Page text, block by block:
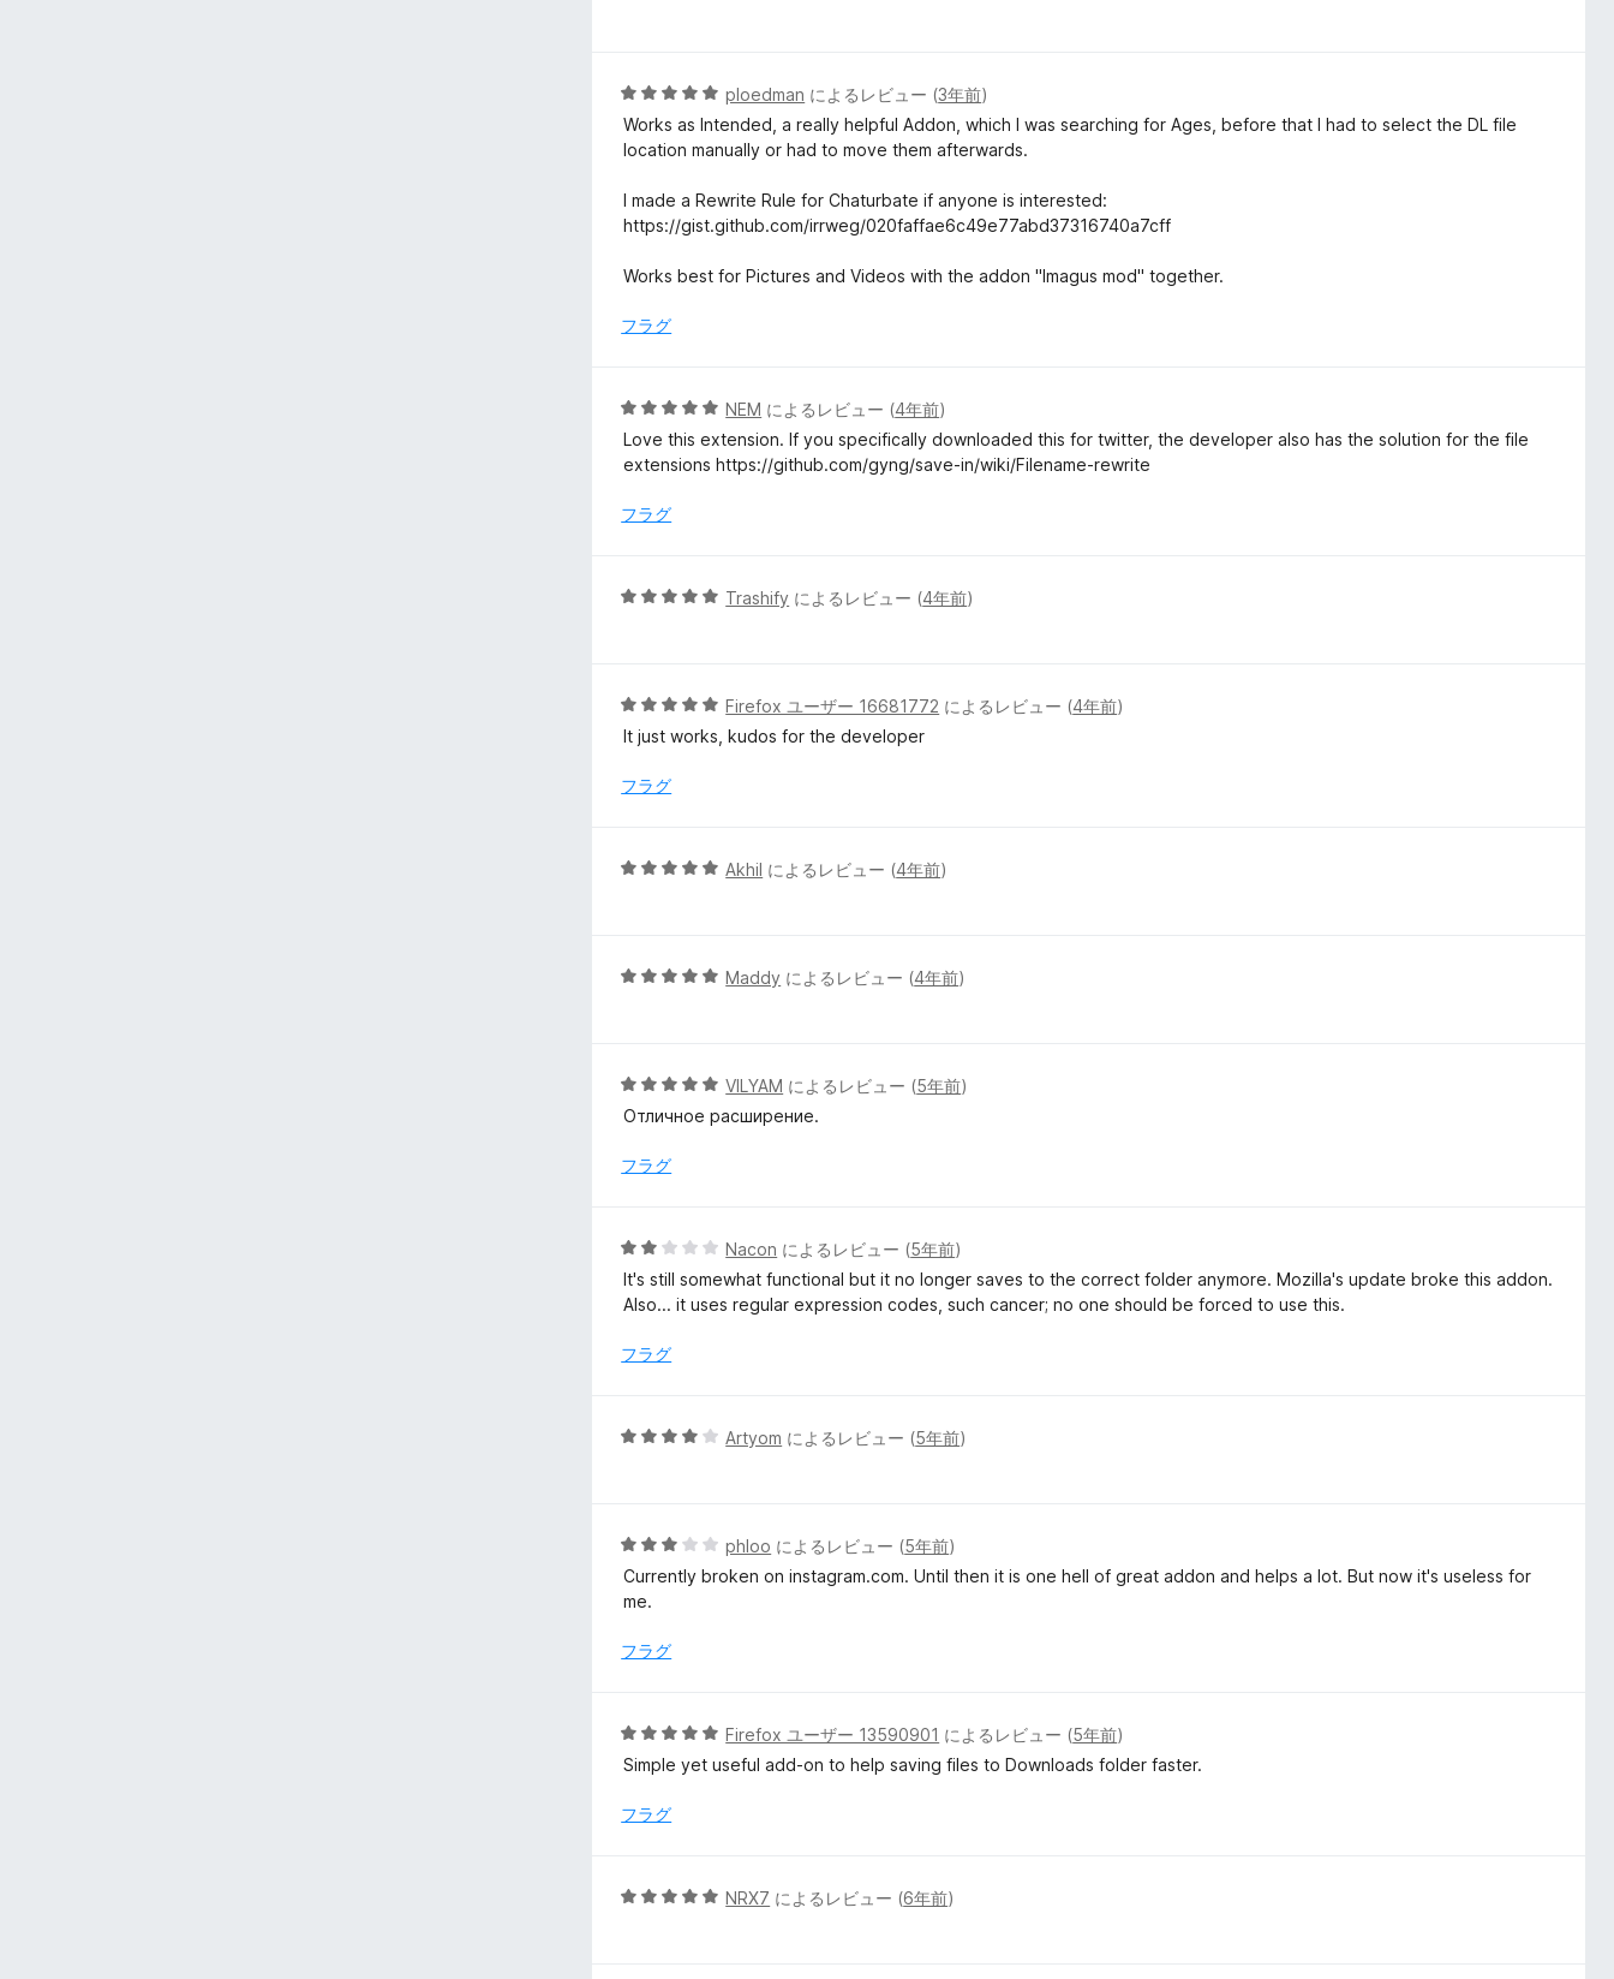
4
評
価
5
段
階
5
の
価
ploedman によるレビュー (3年前)
Works as Intended, a really helpful Addon, which I was searching for Ages, before that I had to select the DL file
location manually or had to move them afterwards.
I made a Rewrite Rule for Chaturbate if anyone is interested:
https://gist.github.com/irrweg/020faffae6c49e77abd37316740a7cff
Works best for Pictures and Videos with the addon "Imagus mod" together.
フラグ
5
段
階
5
価
NEM によるレビュー (4年前)
Love this extension. If you specifically downloaded this for twitter, the developer also has the solution for the file
extensions https://github.com/gyng/save-in/wiki/Filename-rewrite
フラグ
5
5
評
Trashify によるレビュー (4年前)
5
段
中
評
価
Firefox ユーザー 16681772 によるレビュー (4年前)
It just works, kudos for the developer
フラグ
5
5
Akhil によるレビュー (4年前)
5
5
評
Maddy によるレビュー (4年前)
5
段
中
評
価
VILYAM によるレビュー (5年前)
Отличное расширение.
フラグ
5
段
階
2
価
Nacon によるレビュー (5年前)
It's still somewhat functional but it no longer saves to the correct folder anymore. Mozilla's update broke this addon.
Also... it uses regular expression codes, such cancer; no one should be forced to use this.
フラグ
5
4
評
価
Artyom によるレビュー (5年前)
5
段
階
3
価
phloo によるレビュー (5年前)
Currently broken on instagram.com. Until then it is one hell of great addon and helps a lot. But now it's useless for
me.
フラグ
5
段
中
評
価
Firefox ユーザー 13590901 によるレビュー (5年前)
Simple yet useful add-on to help saving files to Downloads folder faster.
フラグ
5
NRX7 によるレビュー (6年前)